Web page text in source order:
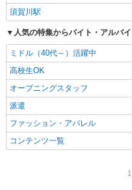
須賀川駅
人気の特集からバイト・アルバ
ミドル（40代～）活躍中
高校生OK
オープニングスタッフ
派遣
ファッション・アパレル
コンテンツ一覧